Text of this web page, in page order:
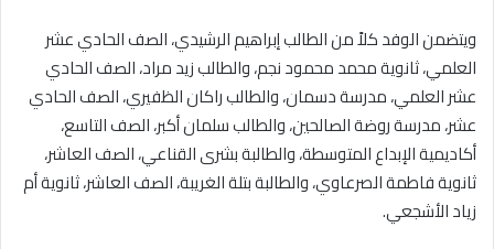
ويتضمن الوفد كلاً من الطالب إبراهيم الرشيدي، الصف الحادي عشر
العلمي، ثانوية محمد محمود نجم، والطالب زيد مراد، الصف الحادي
عشر العلمي، مدرسة دسمان، والطالب راكان الظفيري، الصف الحادي
عشر، مدرسة روضة الصالحين، والطالب سلمان أكبر، الصف التاسع،
أكاديمية الإبداع المتوسطة، والطالبة بشرى القناعي، الصف العاشر،
ثانوية فاطمة الصرعاوي، والطالبة بتلة الغريبة، الصف العاشر، ثانوية أم
زياد الأشجعي.